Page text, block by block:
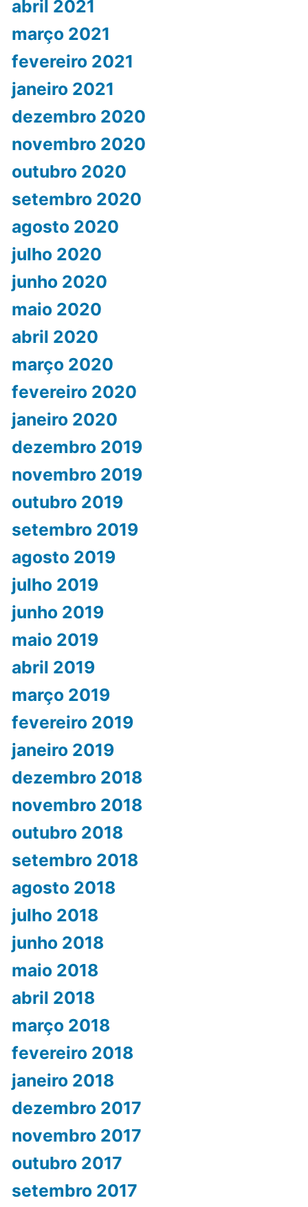
abril 2021
março 2021
fevereiro 2021
janeiro 2021
dezembro 2020
novembro 2020
outubro 2020
setembro 2020
agosto 2020
julho 2020
junho 2020
maio 2020
abril 2020
março 2020
fevereiro 2020
janeiro 2020
dezembro 2019
novembro 2019
outubro 2019
setembro 2019
agosto 2019
julho 2019
junho 2019
maio 2019
abril 2019
março 2019
fevereiro 2019
janeiro 2019
dezembro 2018
novembro 2018
outubro 2018
setembro 2018
agosto 2018
julho 2018
junho 2018
maio 2018
abril 2018
março 2018
fevereiro 2018
janeiro 2018
dezembro 2017
novembro 2017
outubro 2017
setembro 2017